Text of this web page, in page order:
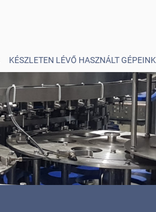
KÉSZLETEN LÉVŐ HASZNÁLT GÉPEINK